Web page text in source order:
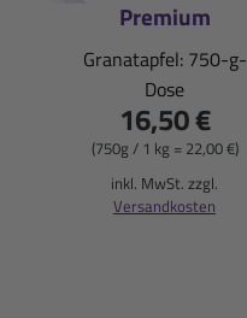
Premium
Granatapfel: 750-g-
Dose
16,50 €
(750g / 1 kg = 22,00 €)
inkl. MwSt. zzgl.
Versandkosten